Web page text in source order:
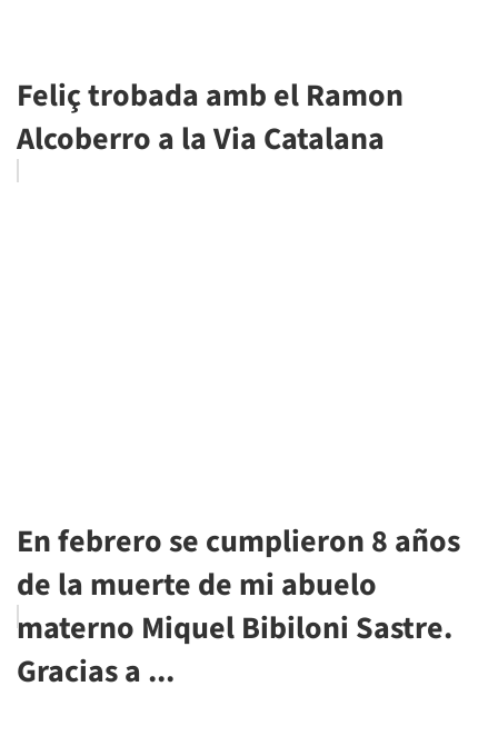
Feliç trobada amb el Ramon
Alcoberro a la Via Catalana
En febrero se cumplieron 8 años
de la muerte de mi abuelo
materno Miquel Bibiloni Sastre.
Gracias a ...